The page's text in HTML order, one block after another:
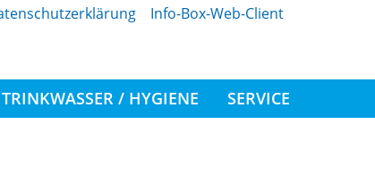
Info-Box-Web-Client
TRINKWASSER / HYGIENE SERVICE